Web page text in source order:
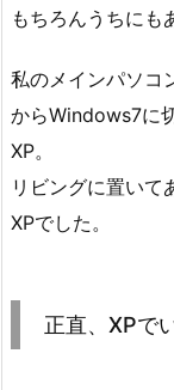
もちろんうちにも
私のメインパソコ
からWindows7に
XP。
リビングに置いて
XPでした。
正直、XPで